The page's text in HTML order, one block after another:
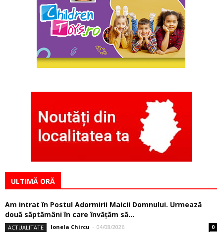
ULTIMĂ ORĂ
Am intrat în Postul Adormirii Maicii Domnului. Urmează
două săptămâni în care învăţăm să...
ACTUALITATE Ionela Chircu - 04/08/2026 0